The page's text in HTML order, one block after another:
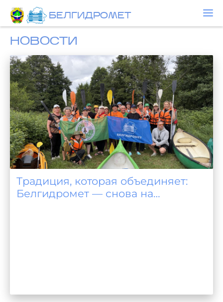
БЕЛГИДРОМЕТ
НОВОСТИ
Традиция, которая объединяет:
Белгидромет — снова на